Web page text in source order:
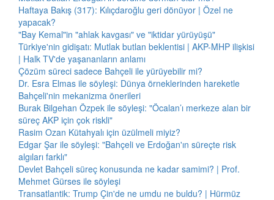
Haftaya Bakış (317): Kılıçdaroğlu geri dönüyor | Özel ne
yapacak?
"Bay Kemal"in "ahlak kavgası" ve "iktidar yürüyüşü"
Türkiye'nin gidişatı: Mutlak butlan beklentisi | AKP-MHP ilişkisi
| Halk TV'de yaşananların anlamı
Çözüm süreci sadece Bahçeli ile yürüyebilir mi?
Dr. Esra Elmas ile söyleşi: Dünya örneklerinden hareketle
Bahçeli'nin mekanizma önerileri
Burak Bilgehan Özpek ile söyleşi: "Öcalan’ı merkeze alan bir
süreç AKP için çok riskli"
Rasim Ozan Kütahyalı için üzülmeli miyiz?
Edgar Şar ile söyleşi: "Bahçeli ve Erdoğan'ın süreçte risk
algıları farklı"
Devlet Bahçeli süreç konusunda ne kadar samimi? | Prof.
Mehmet Gürses ile söyleşi
Transatlantik: Trump Çin'de ne umdu ne buldu? | Hürmüz